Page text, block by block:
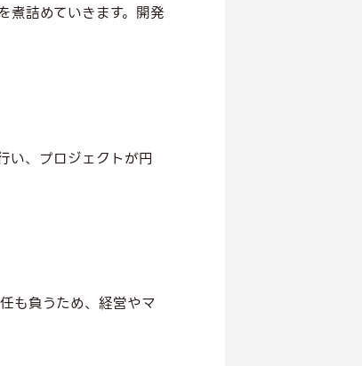
煮詰めていきます。開発
い、プロジェクトが円
も負うため、経営やマ